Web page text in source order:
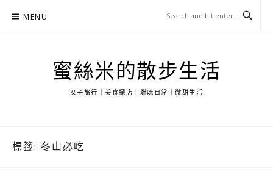
MENU
蜜絲米的散步生活
女子旅行｜美食探店｜貓咪日常｜微甜生活
標籤: 冬山必吃